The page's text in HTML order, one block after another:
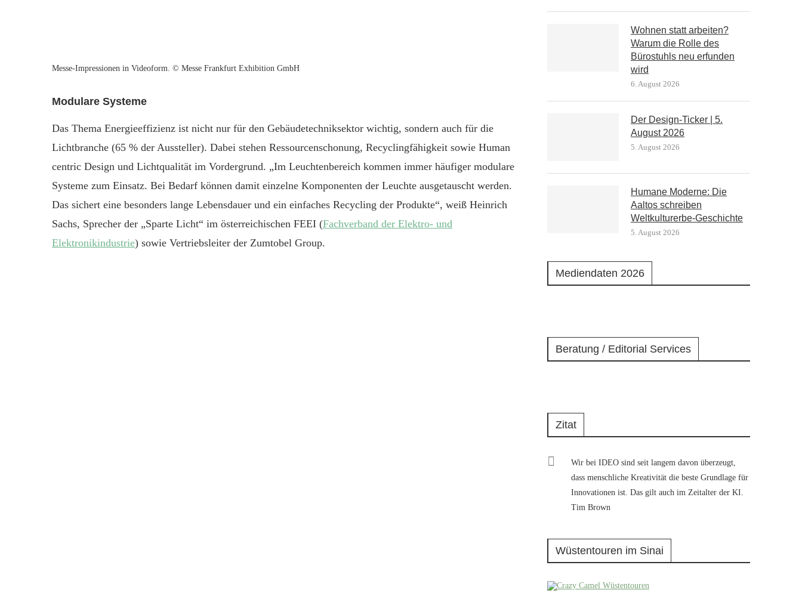
Messe-Impressionen in Videoform. © Messe Frankfurt Exhibition GmbH
Modulare Systeme
Das Thema Energieeffizienz ist nicht nur für den Gebäudetechniksektor wichtig, sondern auch für die
Lichtbranche (65 % der Aussteller). Dabei stehen Ressourcenschonung, Recyclingfähigkeit sowie Human
centric Design und Lichtqualität im Vordergrund. „Im Leuchtenbereich kommen immer häufiger modulare
Systeme zum Einsatz. Bei Bedarf können damit einzelne Komponenten der Leuchte ausgetauscht werden.
Das sichert eine besonders lange Lebensdauer und ein einfaches Recycling der Produkte“, weiß Heinrich
Sachs, Sprecher der „Sparte Licht“ im österreichischen FEEI (Fachverband der Elektro- und
Elektronikindustrie) sowie Vertriebsleiter der Zumtobel Group.
Wohnen statt arbeiten?
Warum die Rolle des
Bürostuhls neu erfunden
wird
6. August 2026
Der Design-Ticker | 5.
August 2026
5. August 2026
Humane Moderne: Die
Aaltos schreiben
Weltkulturerbe-Geschichte
5. August 2026
Mediendaten 2026
Beratung / Editorial Services
Zitat
Wir bei IDEO sind seit langem davon überzeugt,
dass menschliche Kreativität die beste Grundlage für
Innovationen ist. Das gilt auch im Zeitalter der KI.
Tim Brown
Wüstentouren im Sinai